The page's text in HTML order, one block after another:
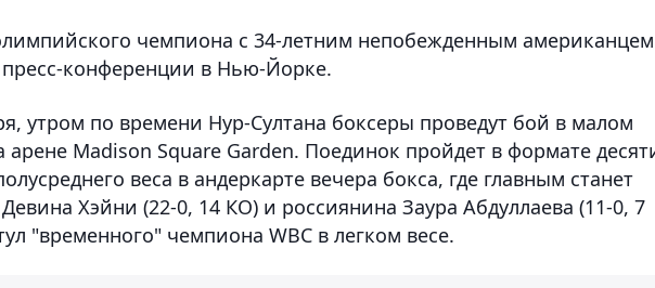
чемпиона с 34-летним непобежденным американцем
пресс-конференции в Нью-Йорке.
утром по времени Нур-Султана боксеры проведут бой в малом
арене Madison Square Garden. Поединок пройдет в формате
веса в андеркарте вечера бокса, где главным станет
Хэйни (22-0, 14 КО) и россиянина Заура Абдуллаева (11-0, 7
"временного" чемпиона WBC в легком весе.